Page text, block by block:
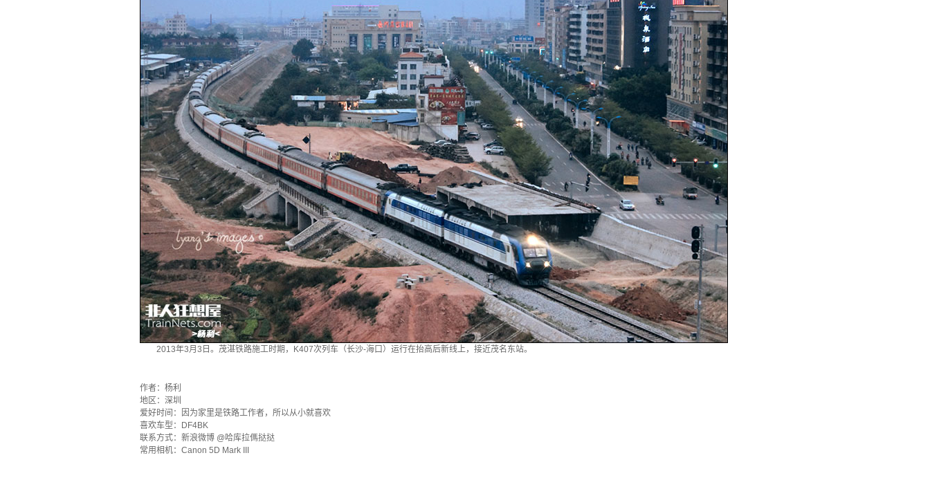
2013年3月3日。茂湛铁路施工时期，K407次列车（长沙-海口）运行在抬高后新线上，接近茂名东站。
作者：杨利
地区：深圳
爱好时间：因为家里是铁路工作者，所以从小就喜欢
喜欢车型：DF4BK
联系方式：新浪微博 @哈库拉傌挞挞
常用相机：Canon 5D Mark III